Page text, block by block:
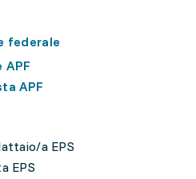
federale
APF
a EPS
EPS